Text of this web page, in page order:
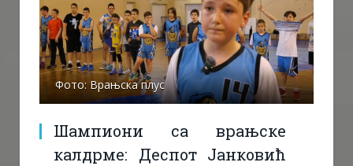
Фото: Врањска плус
Шампиони са врањске
калдрме: Деспот Јанковић